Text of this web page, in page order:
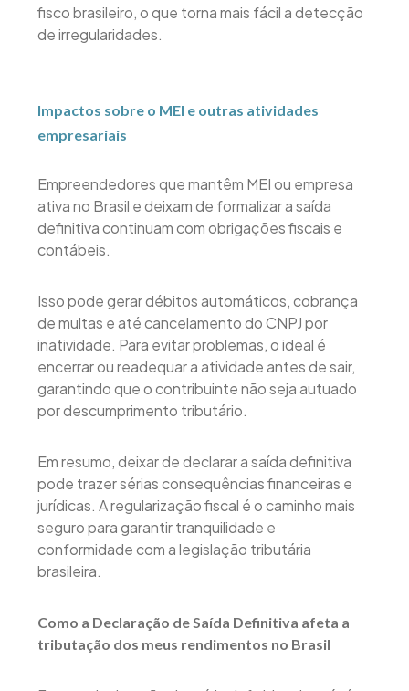
fisco brasileiro, o que torna mais fácil a detecção
de irregularidades.
Impactos sobre o MEI e outras atividades
empresariais
Empreendedores que mantêm MEI ou empresa
ativa no Brasil e deixam de formalizar a saída
definitiva continuam com obrigações fiscais e
contábeis.
Isso pode gerar débitos automáticos, cobrança
de multas e até cancelamento do CNPJ por
inatividade. Para evitar problemas, o ideal é
encerrar ou readequar a atividade antes de sair,
garantindo que o contribuinte não seja autuado
por descumprimento tributário.
Em resumo, deixar de declarar a saída definitiva
pode trazer sérias consequências financeiras e
jurídicas. A regularização fiscal é o caminho mais
seguro para garantir tranquilidade e
conformidade com a legislação tributária
brasileira.
Como a Declaração de Saída Definitiva afeta a
tributação dos meus rendimentos no Brasil